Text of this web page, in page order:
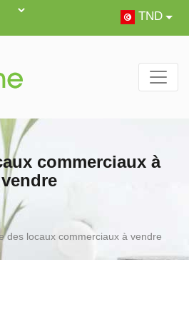
TND
commerciaux à
vendre
des locaux commerciaux à vendre